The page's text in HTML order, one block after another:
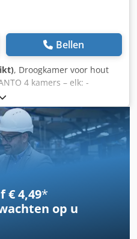
Bellen
, Droogkamer voor hout
4 kamers – elk: -
- deurhoogte: 5,9 m
270 m³ Dsdpsyw H H Esfx
documentatie,
ALENT
€ 4,49*
op u